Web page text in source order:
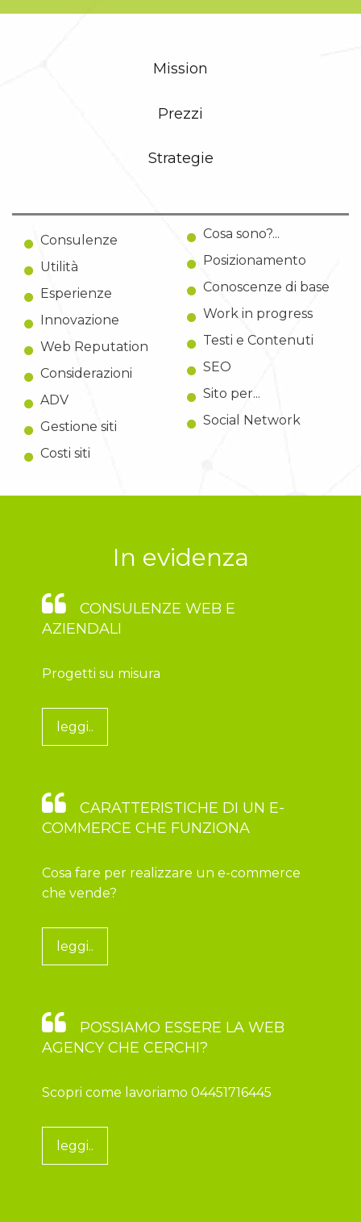
Mission
Prezzi
Strategie
Consulenze
Utilità
Esperienze
Innovazione
Web Reputation
Considerazioni
ADV
Gestione siti
Costi siti
Cosa sono?...
Posizionamento
Conoscenze di base
Work in progress
Testi e Contenuti
SEO
Sito per...
Social Network
In evidenza
CONSULENZE WEB E
AZIENDALI
Progetti su misura
leggi..
CARATTERISTICHE DI UN E-
COMMERCE CHE FUNZIONA
Cosa fare per realizzare un e-commerce
che vende?
leggi..
POSSIAMO ESSERE LA WEB
AGENCY CHE CERCHI?
Scopri come lavoriamo 04451716445
leggi..